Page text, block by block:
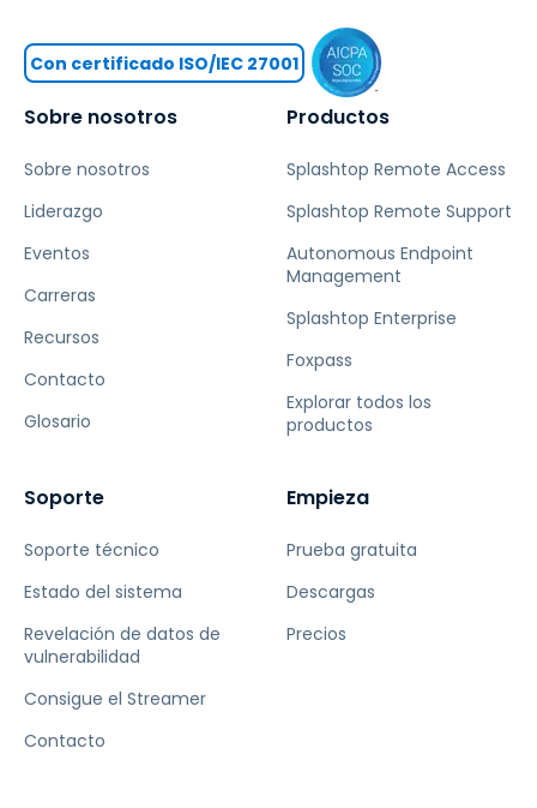
Sobre nosotros
Sobre nosotros
Liderazgo
Eventos
Carreras
Recursos
Contacto
Glosario
Productos
Splashtop Remote Access
Splashtop Remote Support
Autonomous Endpoint
Management
Splashtop Enterprise
Foxpass
Explorar todos los
productos
Soporte
Soporte técnico
Estado del sistema
Revelación de datos de
vulnerabilidad
Consigue el Streamer
Contacto
Empieza
Prueba gratuita
Descargas
Precios
Con certificado ISO/IEC 27001